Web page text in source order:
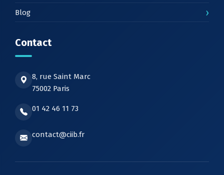
Blog ›
Contact
8, rue Saint Marc
75002 Paris
01 42 46 11 73
contact@ciib.fr